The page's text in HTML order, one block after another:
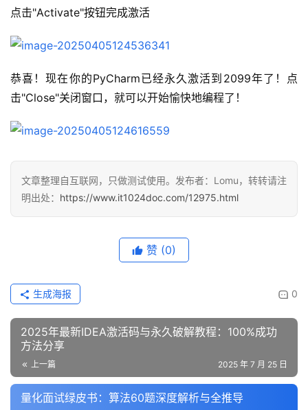
点击"Activate"按钮完成激活
恭喜！现在你的PyCharm已经永久激活到2099年了！点
击"Close"关闭窗口，就可以开始愉快地编程了！
文章整理自互联网，只做测试使用。发布者：Lomu，转转请注
明出处： https://www.it1024doc.com/12975.html
赞 (0)
0
生成海报
2025年最新IDEA激活码与永久破解教程：100%成功
方法分享
上一篇 2025 年 7 月 25 日
量化面试绿皮书：算法60题深度解析与全推导